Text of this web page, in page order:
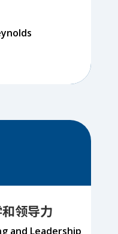
领导力
and Leadership